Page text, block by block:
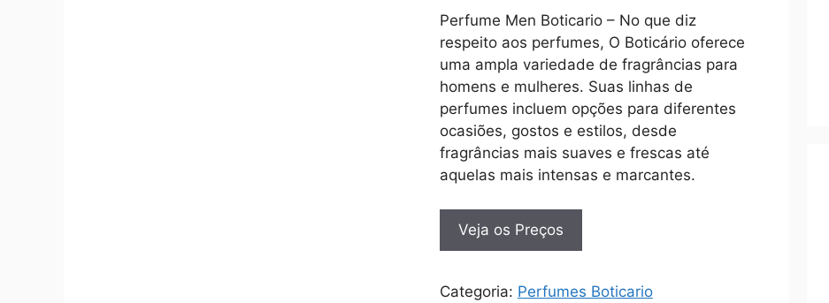
Perfume Men Boticario – No que diz
respeito aos perfumes, O Boticário oferece
uma ampla variedade de fragrâncias para
homens e mulheres. Suas linhas de
perfumes incluem opções para diferentes
ocasiões, gostos e estilos, desde
fragrâncias mais suaves e frescas até
aquelas mais intensas e marcantes.
Veja os Preços
Categoria: Perfumes Boticario